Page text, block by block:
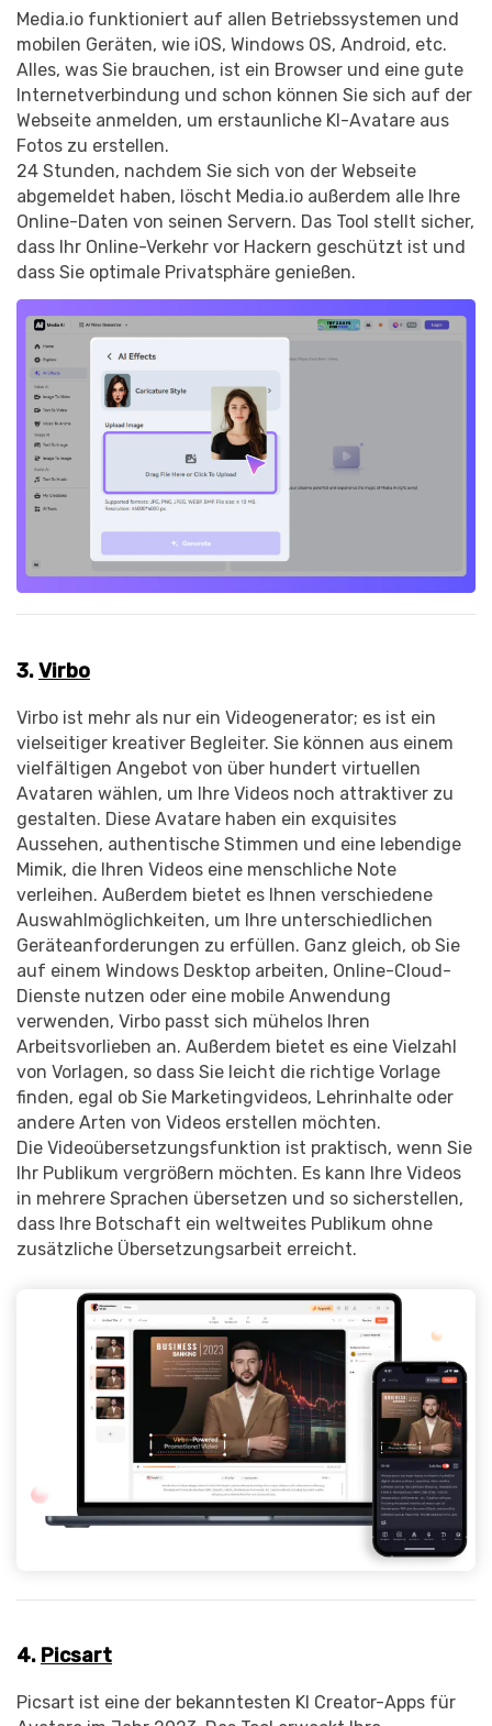
Media.io funktioniert auf allen Betriebssystemen und
mobilen Geräten, wie iOS, Windows OS, Android, etc.
Alles, was Sie brauchen, ist ein Browser und eine gute
Internetverbindung und schon können Sie sich auf der
Webseite anmelden, um erstaunliche KI-Avatare aus
Fotos zu erstellen.
24 Stunden, nachdem Sie sich von der Webseite
abgemeldet haben, löscht Media.io außerdem alle Ihre
Online-Daten von seinen Servern. Das Tool stellt sicher,
dass Ihr Online-Verkehr vor Hackern geschützt ist und
dass Sie optimale Privatsphäre genießen.
3.Virbo
Virbo ist mehr als nur ein Videogenerator; es ist ein
vielseitiger kreativer Begleiter. Sie können aus einem
vielfältigen Angebot von über hundert virtuellen
Avataren wählen, um Ihre Videos noch attraktiver zu
gestalten. Diese Avatare haben ein exquisites
Aussehen, authentische Stimmen und eine lebendige
Mimik, die Ihren Videos eine menschliche Note
verleihen. Außerdem bietet es Ihnen verschiedene
Auswahlmöglichkeiten, um Ihre unterschiedlichen
Geräteanforderungen zu erfüllen. Ganz gleich, ob Sie
auf einem Windows Desktop arbeiten, Online-Cloud-
Dienste nutzen oder eine mobile Anwendung
verwenden, Virbo passt sich mühelos Ihren
Arbeitsvorlieben an. Außerdem bietet es eine Vielzahl
von Vorlagen, so dass Sie leicht die richtige Vorlage
finden, egal ob Sie Marketingvideos, Lehrinhalte oder
andere Arten von Videos erstellen möchten.
Die Videoübersetzungsfunktion ist praktisch, wenn Sie
Ihr Publikum vergrößern möchten. Es kann Ihre Videos
in mehrere Sprachen übersetzen und so sicherstellen,
dass Ihre Botschaft ein weltweites Publikum ohne
zusätzliche Übersetzungsarbeit erreicht.
4. Picsart
Picsart ist eine der bekanntesten KI Creator-Apps für